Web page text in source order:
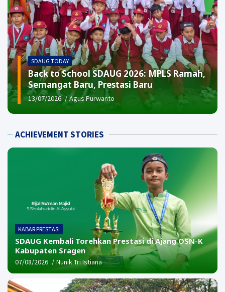
SDAUG TODAY
Back to School SDAUG 2026: MPLS Ramah,
Semangat Baru, Prestasi Baru
13/07/2026 Agus Purwanto
ACHIEVEMENT STORIES
KABAR PRESTASI
SDAUG Kembali Torehkan Prestasi di Ajang OSN-K
Kabupaten Sragen
07/08/2026 Nunik Tri Istiana